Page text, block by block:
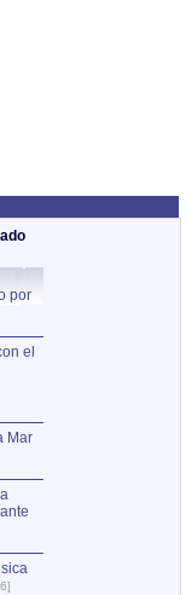
por
el
Mar